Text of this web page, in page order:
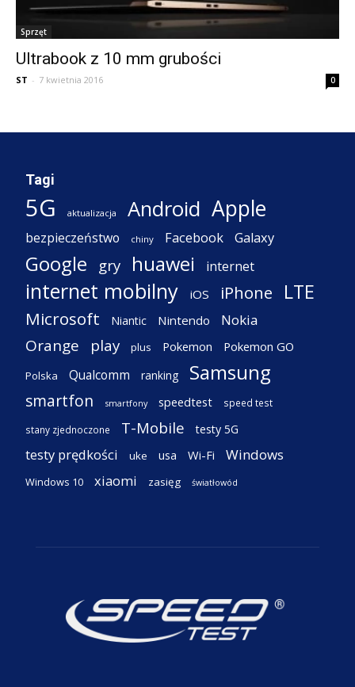
Sprzęt
Ultrabook z 10 mm grubości
ST - 7 kwietnia 2016 0
Tagi
5G aktualizacja Android Apple
bezpieczeństwo chiny Facebook Galaxy
Google gry huawei internet
internet mobilny iOS iPhone LTE
Microsoft Niantic Nintendo Nokia
Orange play plus Pokemon Pokemon GO
Polska Qualcomm ranking Samsung
smartfon smartfony speedtest speed test
stany zjednoczone T-Mobile testy 5G
testy prędkości uke usa Wi-Fi Windows
Windows 10 xiaomi zasięg światłowód